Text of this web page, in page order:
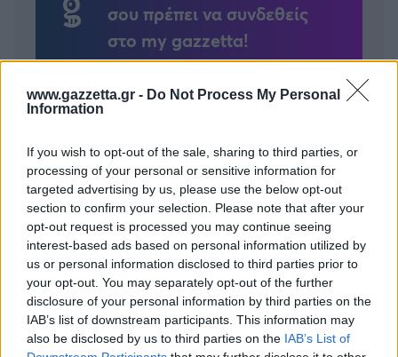
www.gazzetta.gr - Do Not Process My Personal
Information
If you wish to opt-out of the sale, sharing to third parties, or
processing of your personal or sensitive information for
targeted advertising by us, please use the below opt-out
section to confirm your selection. Please note that after your
opt-out request is processed you may continue seeing
interest-based ads based on personal information utilized by
us or personal information disclosed to third parties prior to
your opt-out. You may separately opt-out of the further
disclosure of your personal information by third parties on the
IAB’s list of downstream participants. This information may
also be disclosed by us to third parties on the IAB’s List of
σου πρέπει να συνδεθείς
στο my gazzetta!
Εγγραφή Σύνδεση